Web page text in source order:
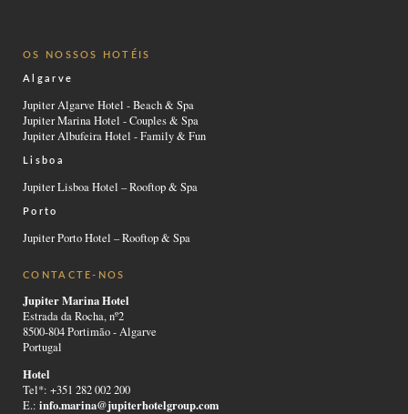
OS NOSSOS HOTÉIS
Algarve
Jupiter Algarve Hotel - Beach & Spa
Jupiter Marina Hotel - Couples & Spa
Jupiter Albufeira Hotel - Family & Fun
Lisboa
Jupiter Lisboa Hotel – Rooftop & Spa
Porto
Jupiter Porto Hotel – Rooftop & Spa
CONTACTE-NOS
Jupiter Marina Hotel
Estrada da Rocha, nº2
8500-804 Portimão - Algarve
Portugal
Hotel
Tel*: +351 282 002 200
E.:info.marina@jupiterhotelgroup.com